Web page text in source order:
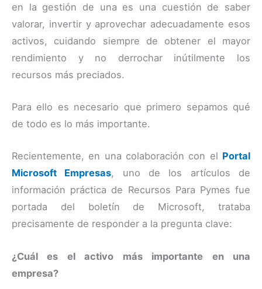
en la gestión de una es una cuestión de saber
valorar, invertir y aprovechar adecuadamente esos
activos, cuidando siempre de obtener el mayor
rendimiento y no derrochar inútilmente los
recursos más preciados.
Para ello es necesario que primero sepamos qué
de todo es lo más importante.
Recientemente, en una colaboración con el Portal
Microsoft Empresas, uno de los artículos de
información práctica de Recursos Para Pymes fue
portada del boletín de Microsoft, trataba
precisamente de responder a la pregunta clave:
¿Cuál es el activo más importante en una
empresa?